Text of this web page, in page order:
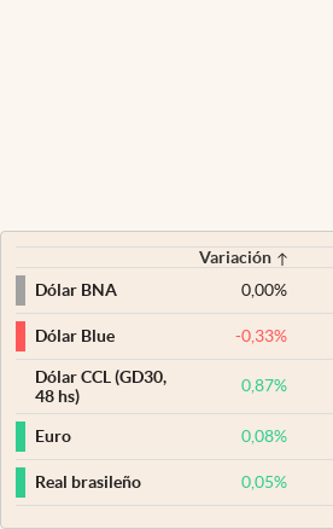
Variación
Dólar BNA
0,00%
Dólar Blue -0,33%
Dólar CCL (GD30,
48 hs)
0,87%
Euro 0,08%
Real brasileño 0,05%